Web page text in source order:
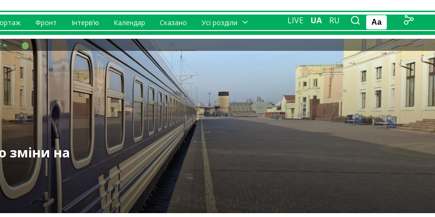
Фронт Інтерв’ю Календар Сказано Усі розділи LIVE UA RU Aa
на
із
додому” –
у багатьох
зміни на
не панікувати